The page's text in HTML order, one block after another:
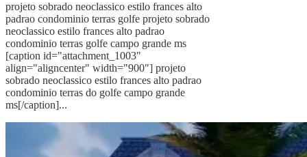
projeto sobrado neoclassico estilo frances alto
padrao condominio terras golfe projeto sobrado
neoclassico estilo frances alto padrao
condominio terras golfe campo grande ms
[caption id="attachment_1003"
align="aligncenter" width="900"] projeto
sobrado neoclassico estilo frances alto padrao
condominio terras do golfe campo grande
ms[/caption]...